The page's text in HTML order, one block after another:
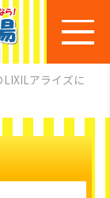
アライズに